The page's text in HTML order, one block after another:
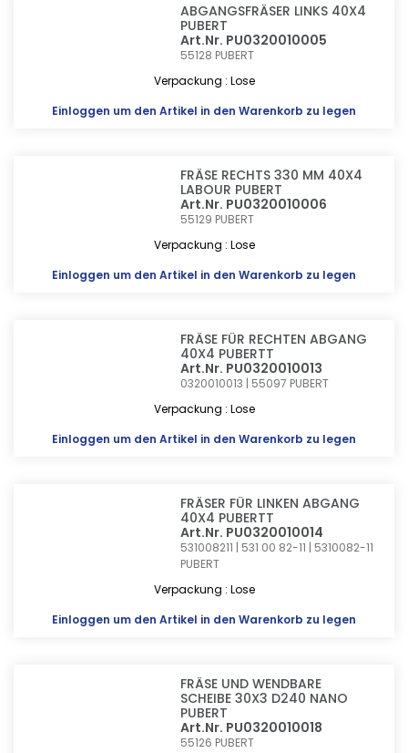
ABGANGSFRÄSER LINKS 40X4
PUBERT
Art.Nr. PU0320010005
55128 PUBERT
Verpackung : Lose
Einloggen um den Artikel in den Warenkorb zu legen
FRÄSE RECHTS 330 MM 40X4
LABOUR PUBERT
Art.Nr. PU0320010006
55129 PUBERT
Verpackung : Lose
Einloggen um den Artikel in den Warenkorb zu legen
FRÄSE FÜR RECHTEN ABGANG
40X4 PUBERTT
Art.Nr. PU0320010013
0320010013 | 55097 PUBERT
Verpackung : Lose
Einloggen um den Artikel in den Warenkorb zu legen
FRÄSER FÜR LINKEN ABGANG
40X4 PUBERTT
Art.Nr. PU0320010014
531008211 | 531 00 82-11 | 5310082-11
PUBERT
Verpackung : Lose
Einloggen um den Artikel in den Warenkorb zu legen
FRÄSE UND WENDBARE
SCHEIBE 30X3 D240 NANO
PUBERT
Art.Nr. PU0320010018
55126 PUBERT